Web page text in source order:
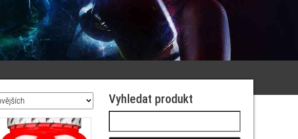
Vyhledat produkt